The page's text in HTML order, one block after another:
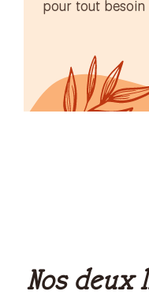
pour tout besoin
Nos deux